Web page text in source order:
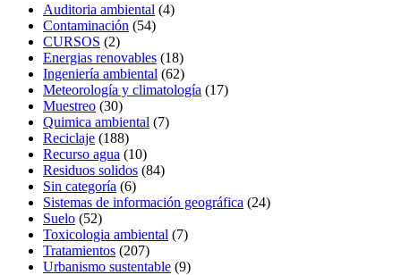
Auditoria ambiental (4)
Contaminación (54)
CURSOS (2)
Energias renovables (18)
Ingeniería ambiental (62)
Meteorología y climatología (17)
Muestreo (30)
Quimica ambiental (7)
Reciclaje (188)
Recurso agua (10)
Residuos solidos (84)
Sin categoría (6)
Sistemas de información geográfica (24)
Suelo (52)
Toxicologia ambiental (7)
Tratamientos (207)
Urbanismo sustentable (9)